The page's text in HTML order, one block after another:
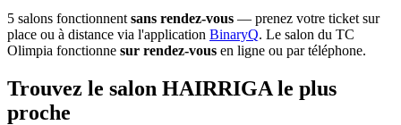
5 salons fonctionnent sans rendez-vous — prenez votre ticket sur
place ou à distance via l'application BinaryQ. Le salon du TC
Olimpia fonctionne sur rendez-vous en ligne ou par téléphone.
Trouvez le salon HAIRRIGA le plus
proche